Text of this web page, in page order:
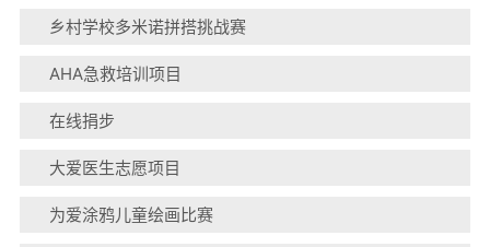
乡村学校多米诺拼搭挑战赛
AHA急救培训项目
在线捐步
大爱医生志愿项目
为爱涂鸦儿童绘画比赛